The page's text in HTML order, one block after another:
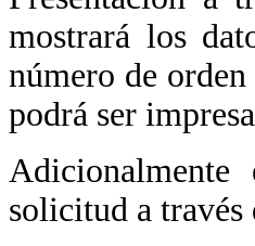
mostrará los
número de
podrá ser
solicitud a través